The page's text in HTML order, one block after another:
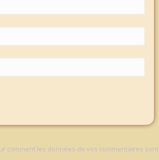
comment les données de vos commentaires sont